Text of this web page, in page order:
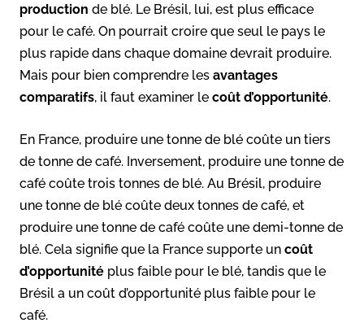
production de blé. Le Brésil, lui, est plus efficace
pour le café. On pourrait croire que seul le pays le
plus rapide dans chaque domaine devrait produire.
Mais pour bien comprendre les avantages
comparatifs, il faut examiner le coût d’opportunité.
En France, produire une tonne de blé coûte un tiers
de tonne de café. Inversement, produire une tonne de
café coûte trois tonnes de blé. Au Brésil, produire
une tonne de blé coûte deux tonnes de café, et
produire une tonne de café coûte une demi-tonne de
blé. Cela signifie que la France supporte un coût
d’opportunité plus faible pour le blé, tandis que le
Brésil a un coût d’opportunité plus faible pour le
café.